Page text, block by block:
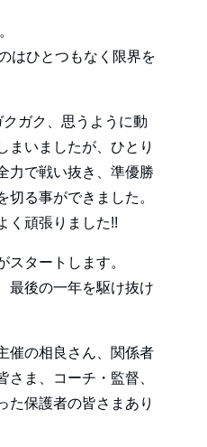
はひとつもなく限界を
ガク、思うように動
まいましたが、ひとり
力で戦い抜き、準優勝
切る事ができました。
く頑張りました!!
スタートします。
最後の一年を駆け抜け
催の相良さん、関係者
さま、コーチ・監督、
た保護者の皆さまあり